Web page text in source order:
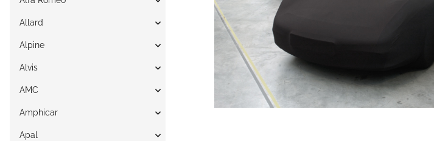
Allard
Alpine
Alvis
AMC
Amphicar
Apal